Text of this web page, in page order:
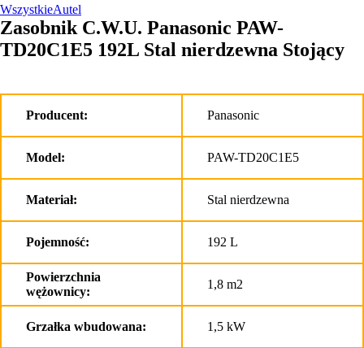
WszystkieAutel
Zasobnik C.W.U. Panasonic PAW-
TD20C1E5 192L Stal nierdzewna Stojący
Producent: Panasonic
Model: PAW-TD20C1E5
Materiał: Stal nierdzewna
Pojemność: 192 L
Powierzchnia
wężownicy:
1,8 m2
Grzałka wbudowana: 1,5 kW